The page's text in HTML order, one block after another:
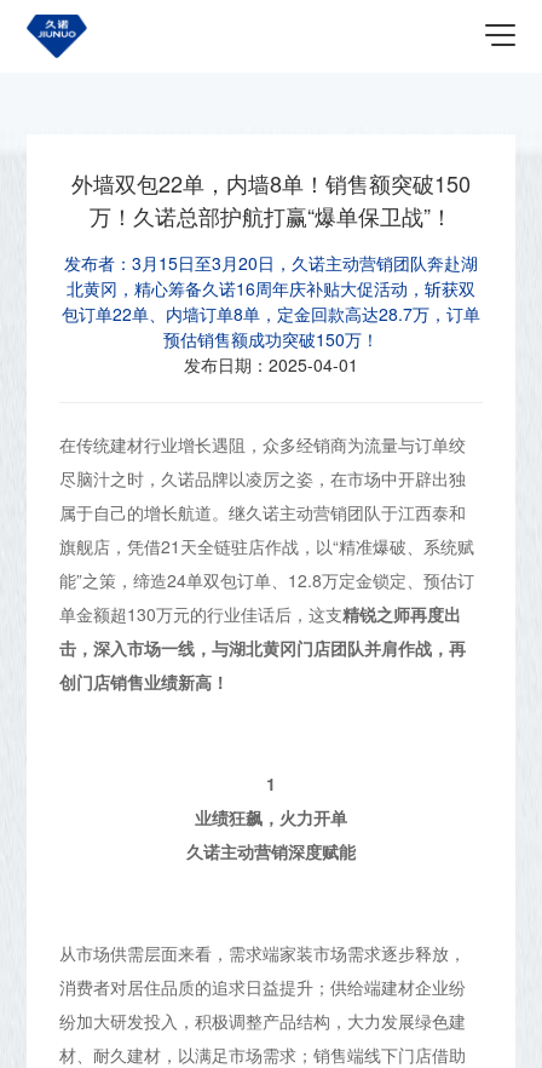
首页 关于我们
外墙双包22单，内墙8单！销售额突破150
万！久诺总部护航打赢“爆单保卫战”！
发布者： 3月15日至3月20日，久诺主动营销团队奔赴湖
北黄冈，精心筹备久诺16周年庆补贴大促活动，斩获双
包订单22单、内墙订单8单，定金回款高达28.7万，订单
预估销售额成功突破150万！
发布日期： 2025-04-01
在传统建材行业增长遇阻，众多经销商为流量与订单绞
尽脑汁之时，久诺品牌以凌厉之姿，在市场中开辟出独
属于自己的增长航道。继久诺主动营销团队于江西泰和
旗舰店，凭借21天全链驻店作战，以“精准爆破、系统赋
能”之策，缔造24单双包订单、12.8万定金锁定、预估订
单金额超130万元的行业佳话后，这支精锐之师再度出
击，深入市场一线，与湖北黄冈门店团队并肩作战，再
创门店销售业绩新高 ！
1
业绩狂飙，火力开单
久诺主动营销深度赋能
从市场供需层面来看，需求端家装市场需求逐步释放，
消费者对居住品质的追求日益提升；供给端建材企业纷
纷加大研发投入，积极调整产品结构，大力发展绿色建
材、耐久建材，以满足市场需求；销售端线下门店借助